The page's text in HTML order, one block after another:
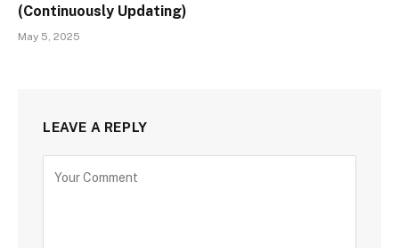
(Continuously Updating)
May 5, 2025
LEAVE A REPLY